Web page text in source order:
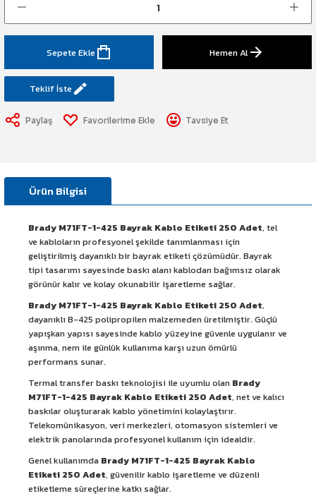
& Barikat ve Toprakaltı
Sepete Ekle Hemen Al
Teklif İste
Tavsiye Et
Paylaş
Ürün Bilgisi
Brady M71FT-1-425 Bayrak Kablo Etiketi 250 Adet, tel
ve kabloların profesyonel şekilde tanımlanması için
geliştirilmiş dayanıklı bir bayrak etiketi çözümüdür. Bayrak
tipi tasarımı sayesinde baskı alanı kablodan bağımsız olarak
görünür kalır ve kolay okunabilir işaretleme sağlar.
Brady M71FT-1-425 Bayrak Kablo Etiketi 250 Adet,
dayanıklı B-425 polipropilen malzemeden üretilmiştir. Güçlü
yapışkan yapısı sayesinde kablo yüzeyine güvenle uygulanır ve
aşınma, nem ile günlük kullanıma karşı uzun ömürlü
performans sunar.
Termal transfer baskı teknolojisi ile uyumlu olan Brady
M71FT-1-425 Bayrak Kablo Etiketi 250 Adet, net ve kalıcı
baskılar oluşturarak kablo yönetimini kolaylaştırır.
Telekomünikasyon, veri merkezleri, otomasyon sistemleri ve
elektrik panolarında profesyonel kullanım için idealdir.
Genel kullanımda Brady M71FT-1-425 Bayrak Kablo
Etiketi 250 Adet, güvenilir kablo işaretleme ve düzenli
etiketleme süreçlerine katkı sağlar.